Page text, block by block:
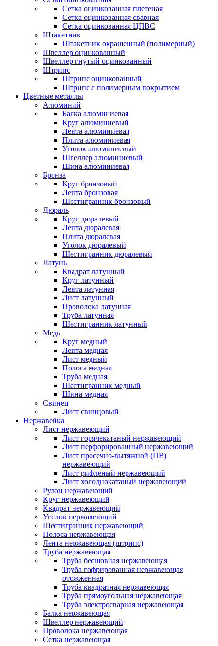
Сетка оцинкованная плетеная
Сетка оцинкованная сварная
Сетка оцинкованная ЦПВС
Штакетник
Штакетник окрашенный (полимерный)
Швеллер оцинкованный
Швеллер гнутый оцинкованный
Штрипс
Штрипс оцинкованный
Штрипс с полимерным покрытием
Цветные металлы
Алюминий
Балка алюминиевая
Круг алюминиевый
Лента алюминиевая
Плита алюминиевая
Уголок алюминиевый
Швеллер алюминиевый
Шина алюминиевая
Бронза
Круг бронзовый
Лента бронзовая
Шестигранник бронзовый
Дюраль
Круг дюралевый
Лента дюралевая
Плита дюралевая
Уголок дюралевый
Шестигранник дюралевый
Латунь
Квадрат латунный
Круг латунный
Лента латунная
Лист латунный
Проволока латунная
Труба латунная
Шестигранник латунный
Медь
Круг медный
Лента медная
Лист медный
Полоса медная
Труба медная
Шестигранник медный
Шина медная
Свинец
Лист свинцовый
Нержавейка
Лист нержавеющий
Лист горячекатаный нержавеющий
Лист перфорированный нержавеющий
Лист просечно-вытяжной (ПВ)
нержавеющий
Лист рифленый нержавеющий
Лист холоднокатаный нержавеющий
Рулон нержавеющий
Круг нержавеющий
Квадрат нержавеющий
Уголок нержавеющий
Шестигранник нержавеющий
Полоса нержавеющая
Лента нержавеющая (штрипс)
Труба нержавеющая
Труба бесшовная нержавеющая
Труба гофрированная нержавеющая
отожженная
Труба квадратная нержавеющая
Труба прямоугольная нержавеющая
Труба электросварная нержавеющая
Балка нержавеющая
Швеллер нержавеющий
Проволока нержавеющая
Сетка нержавеющая